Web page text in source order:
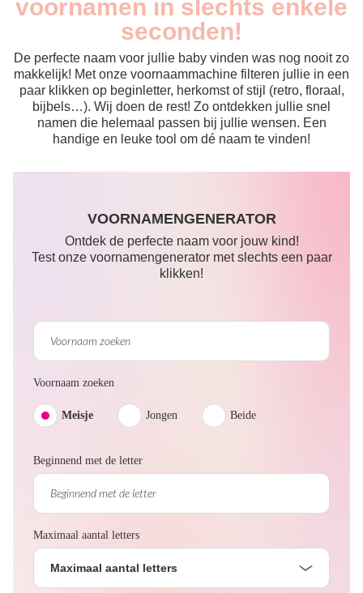
voornamen in slechts enkele
seconden!
De perfecte naam voor jullie baby vinden was nog nooit zo
makkelijk! Met onze voornaammachine filteren jullie in een
paar klikken op beginletter, herkomst of stijl (retro, floraal,
bijbels…). Wij doen de rest! Zo ontdekken jullie snel
namen die helemaal passen bij jullie wensen. Een
handige en leuke tool om dé naam te vinden!
VOORNAMENGENERATOR
Ontdek de perfecte naam voor jouw kind!
Test onze voornamengenerator met slechts een paar
klikken!
Voornaam zoeken
Meisje Jongen Beide
Beginnend met de letter
Maximaal aantal letters
Maximaal aantal letters